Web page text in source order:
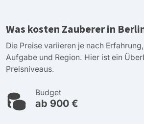
Was kosten Zauberer in
Die Preise variieren je nach
Aufgabe und Region. Hier ist ein
Preisniveaus.
Budget
ab 900 €